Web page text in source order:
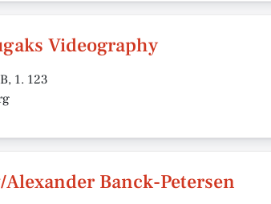
Videography
1. 123
Alexander Banck-Petersen